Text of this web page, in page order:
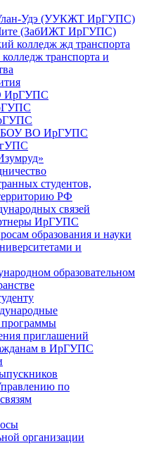
Удэ (УУКЖТ ИрГУПС)
(ЗабИЖТ ИрГУПС)
колледж жд транспорта
транспорта и
ИрГУПС
ВО ИрГУПС
студентов,
РФ
связей
ИрГУПС
образования и науки
и
образовательном
программы
приглашений
в ИрГУПС
по
организации